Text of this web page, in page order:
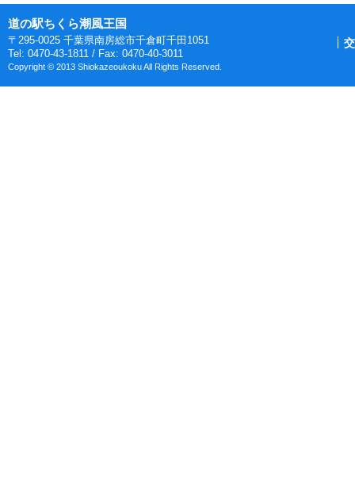
道の駅ちくら潮風王国
〒295-0025 千葉県南房総市千倉町千田1051
Tel: 0470-43-1811 / Fax: 0470-40-3011
Copyright © 2013 Shiokazeoukoku All Rights Reserved.